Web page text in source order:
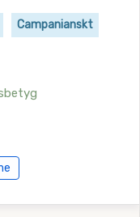
Campanianskt